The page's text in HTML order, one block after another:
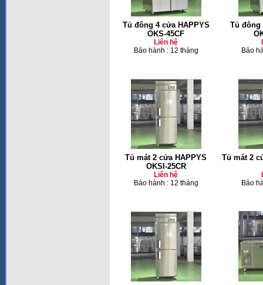
Tủ đông 4 cửa HAPPYS
OKS-45CF
Liên hệ
Bảo hành : 12 tháng
Tủ đông
Bảo
Tủ mát 2 cửa HAPPYS
OKSI-25CR
Liên hệ
Bảo hành : 12 tháng
Tủ mát 2
Bảo